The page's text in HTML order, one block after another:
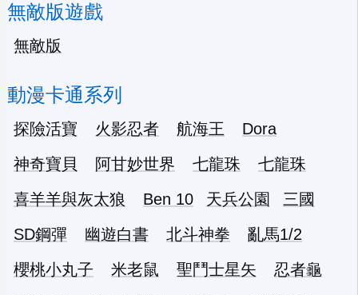
無敵版遊戲
無敵版
動漫卡通系列
探險活寶 火影忍者 航海王
Dora
神奇寶貝
阿甘妙世界 七龍珠
七龍珠
喜羊羊與灰太狼
Ben 10 天兵公園
三國
SD鋼彈
幽遊白書 北斗神拳
亂馬1/2
櫻桃小丸子
米老鼠 聖鬥士星矢
忍者龜